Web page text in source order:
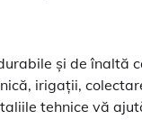
și de înaltă
irigații,
tehnice vă